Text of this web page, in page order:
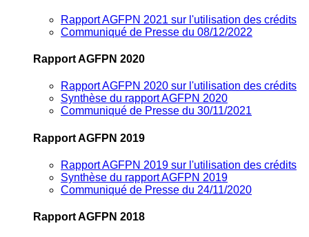
Rapport AGFPN 2021 sur l'utilisation des crédits
Communiqué de Presse du 08/12/2022
Rapport AGFPN 2020
Rapport AGFPN 2020 sur l'utilisation des crédits
Synthèse du rapport AGFPN 2020
Communiqué de Presse du 30/11/2021
Rapport AGFPN 2019
Rapport AGFPN 2019 sur l'utilisation des crédits
Synthèse du rapport AGFPN 2019
Communiqué de Presse du 24/11/2020
Rapport AGFPN 2018